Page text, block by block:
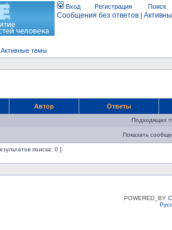
Вход Регистрация Поиск
Сообщения без ответов
Активные темы
Автор Ответы
Подходящих
Показать
поиска: 0 ]
POWERED_BY